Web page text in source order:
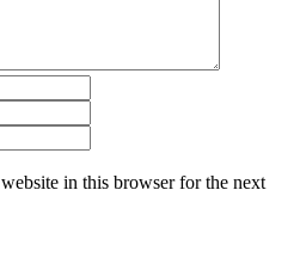
in this browser for the next